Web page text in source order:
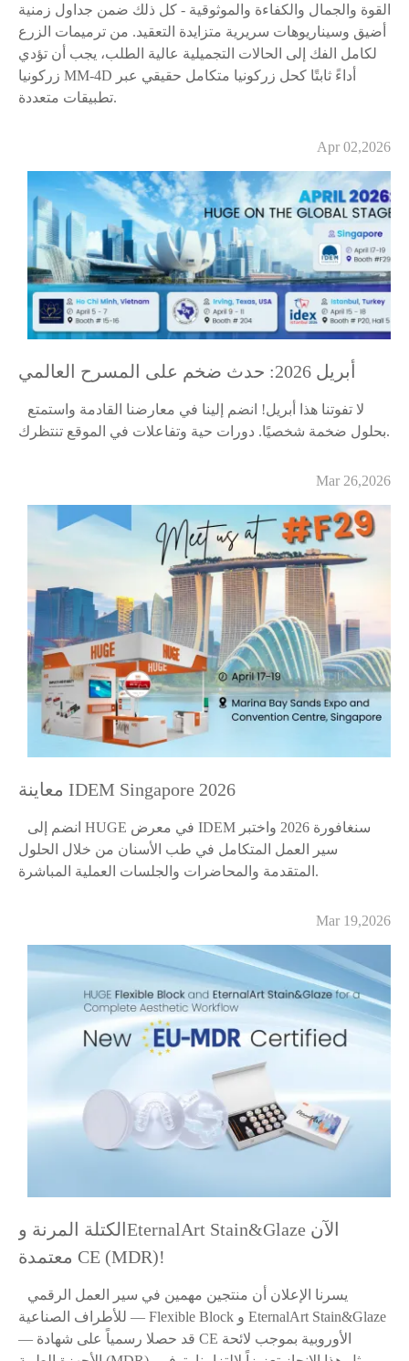
القوة والجمال والكفاءة والموثوقية - كل ذلك ضمن جداول زمنية
أضيق وسيناريوهات سريرية متزايدة التعقيد. من ترميمات الزرع
لكامل الفك إلى الحالات التجميلية عالية الطلب، يجب أن تؤدي
زركونيا MM-4D أداءً ثابتًا كحل زركونيا متكامل حقيقي عبر
تطبيقات متعددة.
Apr 02,2026
أبريل 2026: حدث ضخم على المسرح العالمي
لا تفوتنا هذا أبريل! انضم إلينا في معارضنا القادمة واستمتع
بحلول ضخمة شخصيًا. دورات حية وتفاعلات في الموقع تنتظرك.
Mar 26,2026
معاينة IDEM Singapore 2026
انضم إلى HUGE في معرض IDEM سنغافورة 2026 واختبر
سير العمل المتكامل في طب الأسنان من خلال الحلول
المتقدمة والمحاضرات والجلسات العملية المباشرة.
Mar 19,2026
الكتلة المرنة وEternalArt Stain&Glaze الآن
معتمدة CE (MDR)!
يسرنا الإعلان أن منتجين مهمين في سير العمل الرقمي
للأطراف الصناعية — Flexible Block و EternalArt Stain&Glaze
— قد حصلا رسمياً على شهادة CE الأوروبية بموجب لائحة